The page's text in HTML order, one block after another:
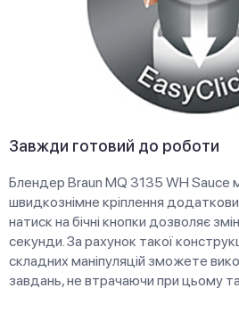
Завжди готовий до роботи
Блендер Braun MQ 3135 WH Sauce
швидкознімне кріплення
натиск на бічні кнопки дозволяє
секунди. За рахунок такої
складних маніпуляцій зможете
завдань, не втрачаючи при цьому